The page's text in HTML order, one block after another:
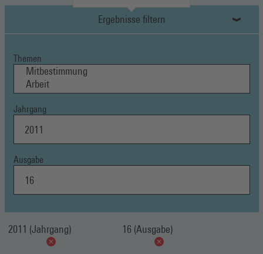
Ergebnisse filtern
Themen
Jahrgang
Ausgabe
2011 (Jahrgang) 16 (Ausgabe)